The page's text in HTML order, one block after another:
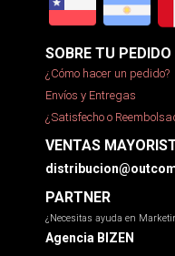
SOBRE TU PEDIDO
¿Cómo hacer un pedido?
Envíos y Entregas
¿Satisfecho o
VENTAS
PARTNER
¿Necesitas ayuda en
Agencia BIZEN